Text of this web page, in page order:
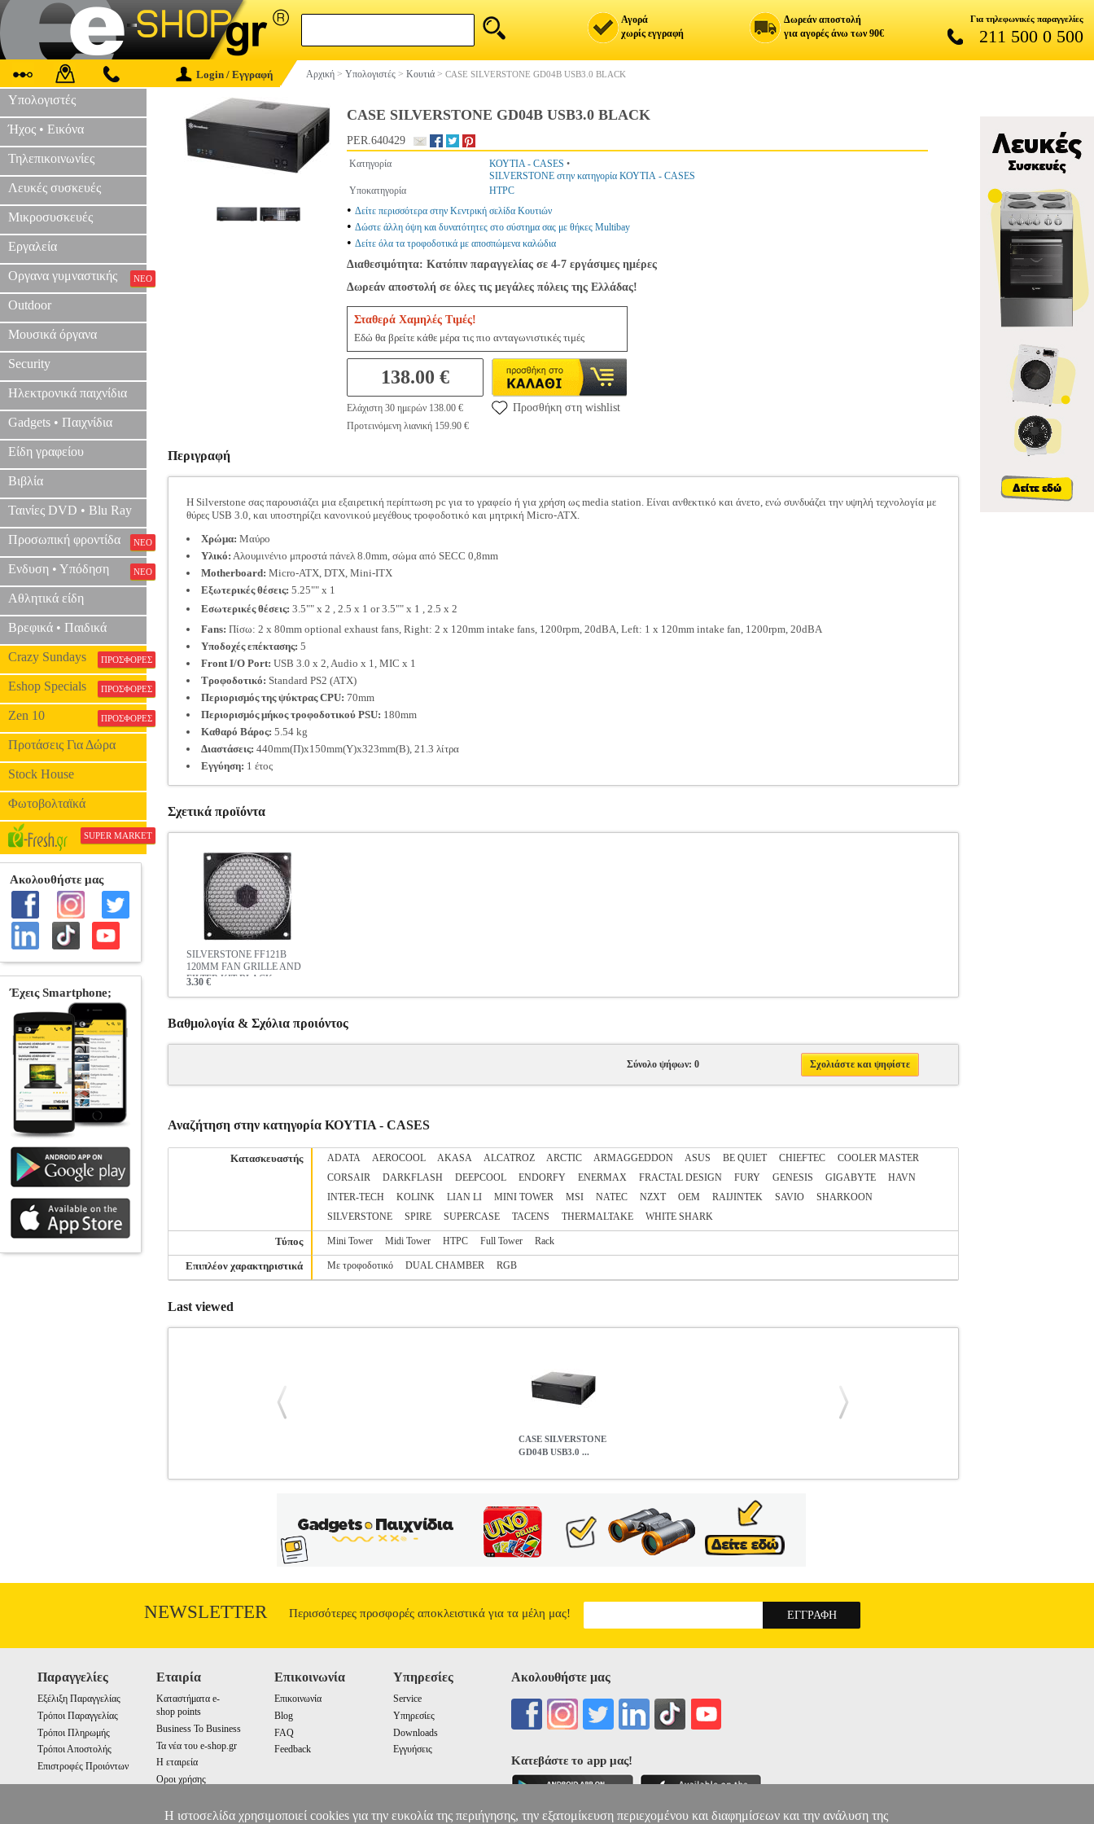
Αγορά
χωρίς εγγραφή
Δωρεάν αποστολή
για αγορές άνω των 90€
Για τηλεφωνικές παραγγελίες
211 500 0 500
Login / Εγγραφή Αρχική > Υπολογιστές > Κουτιά > CASE SILVERSTONE GD04B USB3.0 BLACK
Υπολογιστές
Ήχος • Εικόνα
Τηλεπικοινωνίες
Λευκές συσκευές
Μικροσυσκευές
Εργαλεία
Οργανα γυμναστικής ΝΕΟ
Outdoor
Μουσικά όργανα
Security
Ηλεκτρονικά παιχνίδια
Gadgets • Παιχνίδια
Είδη γραφείου
Βιβλία
Ταινίες DVD • Blu Ray
Προσωπική φροντίδα ΝΕΟ
Ενδυση • Υπόδηση ΝΕΟ
Αθλητικά είδη
Βρεφικά • Παιδικά
Crazy Sundays ΠΡΟΣΦΟΡΕΣ
Eshop Specials ΠΡΟΣΦΟΡΕΣ
Zen 10 ΠΡΟΣΦΟΡΕΣ
Προτάσεις Για Δώρα
Stock House
Φωτοβολταϊκά
SUPER MARKET
CASE SILVERSTONE GD04B USB3.0 BLACK
PER.640429
Κατηγορία ΚΟΥΤΙΑ - CASES •
SILVERSTONE στην κατηγορία ΚΟΥΤΙΑ - CASES
Υποκατηγορία
HTPC
• Δείτε περισσότερα στην Κεντρική σελίδα Κουτιών
• Δώστε άλλη όψη και δυνατότητες στο σύστημα σας με θήκες Multibay
• Δείτε όλα τα τροφοδοτικά με αποσπώμενα καλώδια
Διαθεσιμότητα: Κατόπιν παραγγελίας σε 4-7 εργάσιμες ημέρες
Δωρεάν αποστολή σε όλες τις μεγάλες πόλεις της Ελλάδας!
Σταθερά Χαμηλές Τιμές!
Εδώ θα βρείτε κάθε μέρα τις πιο ανταγωνιστικές τιμές
138.00 €
Ελάχιστη 30 ημερών 138.00 €
Προτεινόμενη λιανική 159.90 €
Προσθήκη στη wishlist
Περιγραφή
Η Silverstone σας παρουσιάζει μια εξαιρετική περίπτωση pc για το γραφείο ή για χρήση ως media station. Είναι ανθεκτικό και άνετο, ενώ συνδυάζει την υψηλή τεχνολογία με
θύρες USB 3.0, και υποστηρίζει κανονικού μεγέθους τροφοδοτικό και μητρική Micro-ATX.
Χρώμα: Μαύρο
Υλικό: Αλουμινένιο μπροστά πάνελ 8.0mm, σώμα από SECC 0,8mm
Motherboard: Micro-ATX, DTX, Mini-ITX
Εξωτερικές θέσεις: 5.25"" x 1
Εσωτερικές θέσεις: 3.5"" x 2 , 2.5 x 1 or 3.5"" x 1 , 2.5 x 2
Fans: Πίσω: 2 x 80mm optional exhaust fans, Right: 2 x 120mm intake fans, 1200rpm, 20dBA, Left: 1 x 120mm intake fan, 1200rpm, 20dBA
Υποδοχές επέκτασης: 5
Front I/O Port: USB 3.0 x 2, Audio x 1, MIC x 1
Τροφοδοτικό: Standard PS2 (ATX)
Περιορισμός της ψύκτρας CPU: 70mm
Περιορισμός μήκος τροφοδοτικού PSU: 180mm
Καθαρό Βάρος: 5.54 kg
Διαστάσεις: 440mm(Π)x150mm(Y)x323mm(B), 21.3 λίτρα
Εγγύηση: 1 έτος
Σχετικά προϊόντα
SILVERSTONE FF121B
120MM FAN GRILLE AND
FILTER KIT BLACK
3.30 €
Βαθμολογία & Σχόλια προιόντος
Σύνολο ψήφων: 0 Σχολιάστε και ψηφίστε
Αναζήτηση στην κατηγορία ΚΟΥΤΙΑ - CASES
Κατασκευαστής ADATA AEROCOOL AKASA ALCATROZ ARCTIC ARMAGGEDDON ASUS BE QUIET CHIEFTEC
COOLER MASTER
CORSAIR
DARKFLASH DEEPCOOL ENDORFY ENERMAX FRACTAL DESIGN FURY GENESIS GIGABYTE
HAVN
INTER-TECH
KOLINK LIAN LI MINI TOWER MSI NATEC NZXT OEM RAIJINTEK SAVIO
SHARKOON
SILVERSTONE
SPIRE SUPERCASE TACENS THERMALTAKE WHITE SHARK
Τύπος Mini Tower Midi Tower HTPC Full Tower Rack
Επιπλέον χαρακτηριστικά Με τροφοδοτικό DUAL CHAMBER RGB
Last viewed
CASE SILVERSTONE
GD04B USB3.0 ...
CASES •SILVERSTONE στην κατηγορία ΚΟΥΤΙΑ - CASES Η Silverstone σας παρουσιάζει μια εξαιρετική περίπτωση pc για το γραφείο ή για χρήση ως
media station. Είναι ανθεκτικό και άνετο, ενώ συνδυάζει την υψηλή τεχνολογία με θύρες USB 3.0, και υποστηρίζει κανονικού μεγέθους τροφοδοτικό και
μητρική Micro-ATX. • Χρώμα: Μαύρο • Υλικό: Αλουμινένιο μπροστά πάνελ 8.0mm, σώμα από SECC 0, 8mm • Motherboard: Micro-ATX, DTX, Mini-ITX •
Εξωτερικές θέσεις: 5.25"" x 1 • Εσωτερικές θέσεις: 3.5"" x 2 , 2.5 x 1 or 3.5"" x 1 , 2.5 x 2 • Fans: Πίσω: 2 x 80mm optional exhaust fans, Right: 2 x 120mm
intake fans, 1200rpm, 20dBA, Left: 1 x 120mm intake fan, 1200rpm, 20dBA • Υποδοχές επέκτασης: 5 • Front I/O Port: USB 3.0 x 2, Audio x 1, MIC x 1 •
Τροφοδοτικό: Standard PS2 (ATX) • Περιορισμός της ψύκτρας CPU: 70mm • Περιορισμός μήκος τροφοδοτικού PSU: 180mm • Καθαρό Βάρος: 5.54 kg •
138.00
NEWSLETTER Περισσότερες προσφορές αποκλειστικά για τα μέλη μας!
Παραγγελίες
Εξέλιξη Παραγγελίας
Τρόποι Παραγγελίας
Τρόποι Πληρωμής
Τρόποι Αποστολής
Επιστροφές Προιόντων
Εταιρία
Καταστήματα e-
shop points
Business To Business
Τα νέα του e-shop.gr
Η εταιρεία
Οροι χρήσης
Επικοινωνία
Επικοινωνία
Blog
FAQ
Feedback
Υπηρεσίες
Service
Υπηρεσίες
Downloads
Εγγυήσεις
Ακολουθήστε μας
Κατεβάστε το app μας!
Η ιστοσελίδα χρησιμοποιεί cookies για την ευκολία της περιήγησης, την εξατομίκευση περιεχομένου και διαφημίσεων και την ανάλυση της